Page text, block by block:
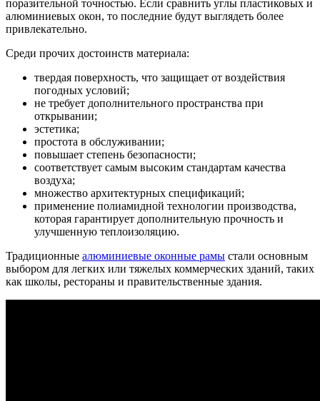
поразительной точностью. Если сравнить углы пластиковых и
алюминиевых окон, то последние будут выглядеть более
привлекательно.
Среди прочих достоинств материала:
твердая поверхность, что защищает от воздействия
погодных условий;
не требует дополнительного пространства при
открывании;
эстетика;
простота в обслуживании;
повышает степень безопасности;
соответствует самым высоким стандартам качества
воздуха;
множество архитектурных спецификаций;
применение полиамидной технологии производства,
которая гарантирует дополнительную прочность и
улучшенную теплоизоляцию.
Традиционные алюминиевые оконные рамы стали основным
выбором для легких или тяжелых коммерческих зданий, таких
как школы, рестораны и правительственные здания.